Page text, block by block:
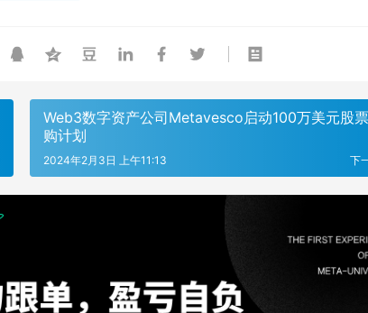
Web3数字资产公司Metavesco启动100万美元股
购计划
下
2024年2月3日 上午11:13